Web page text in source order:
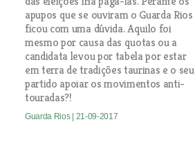
apupos que se ouviram o Guarda Rios
ficou com uma dúvida. Aquilo foi
mesmo por causa das quotas ou a
candidata levou por tabela por estar
em terra de tradições taurinas e o seu
partido apoiar os movimentos anti-
touradas?!
Guarda Rios | 21-09-2017